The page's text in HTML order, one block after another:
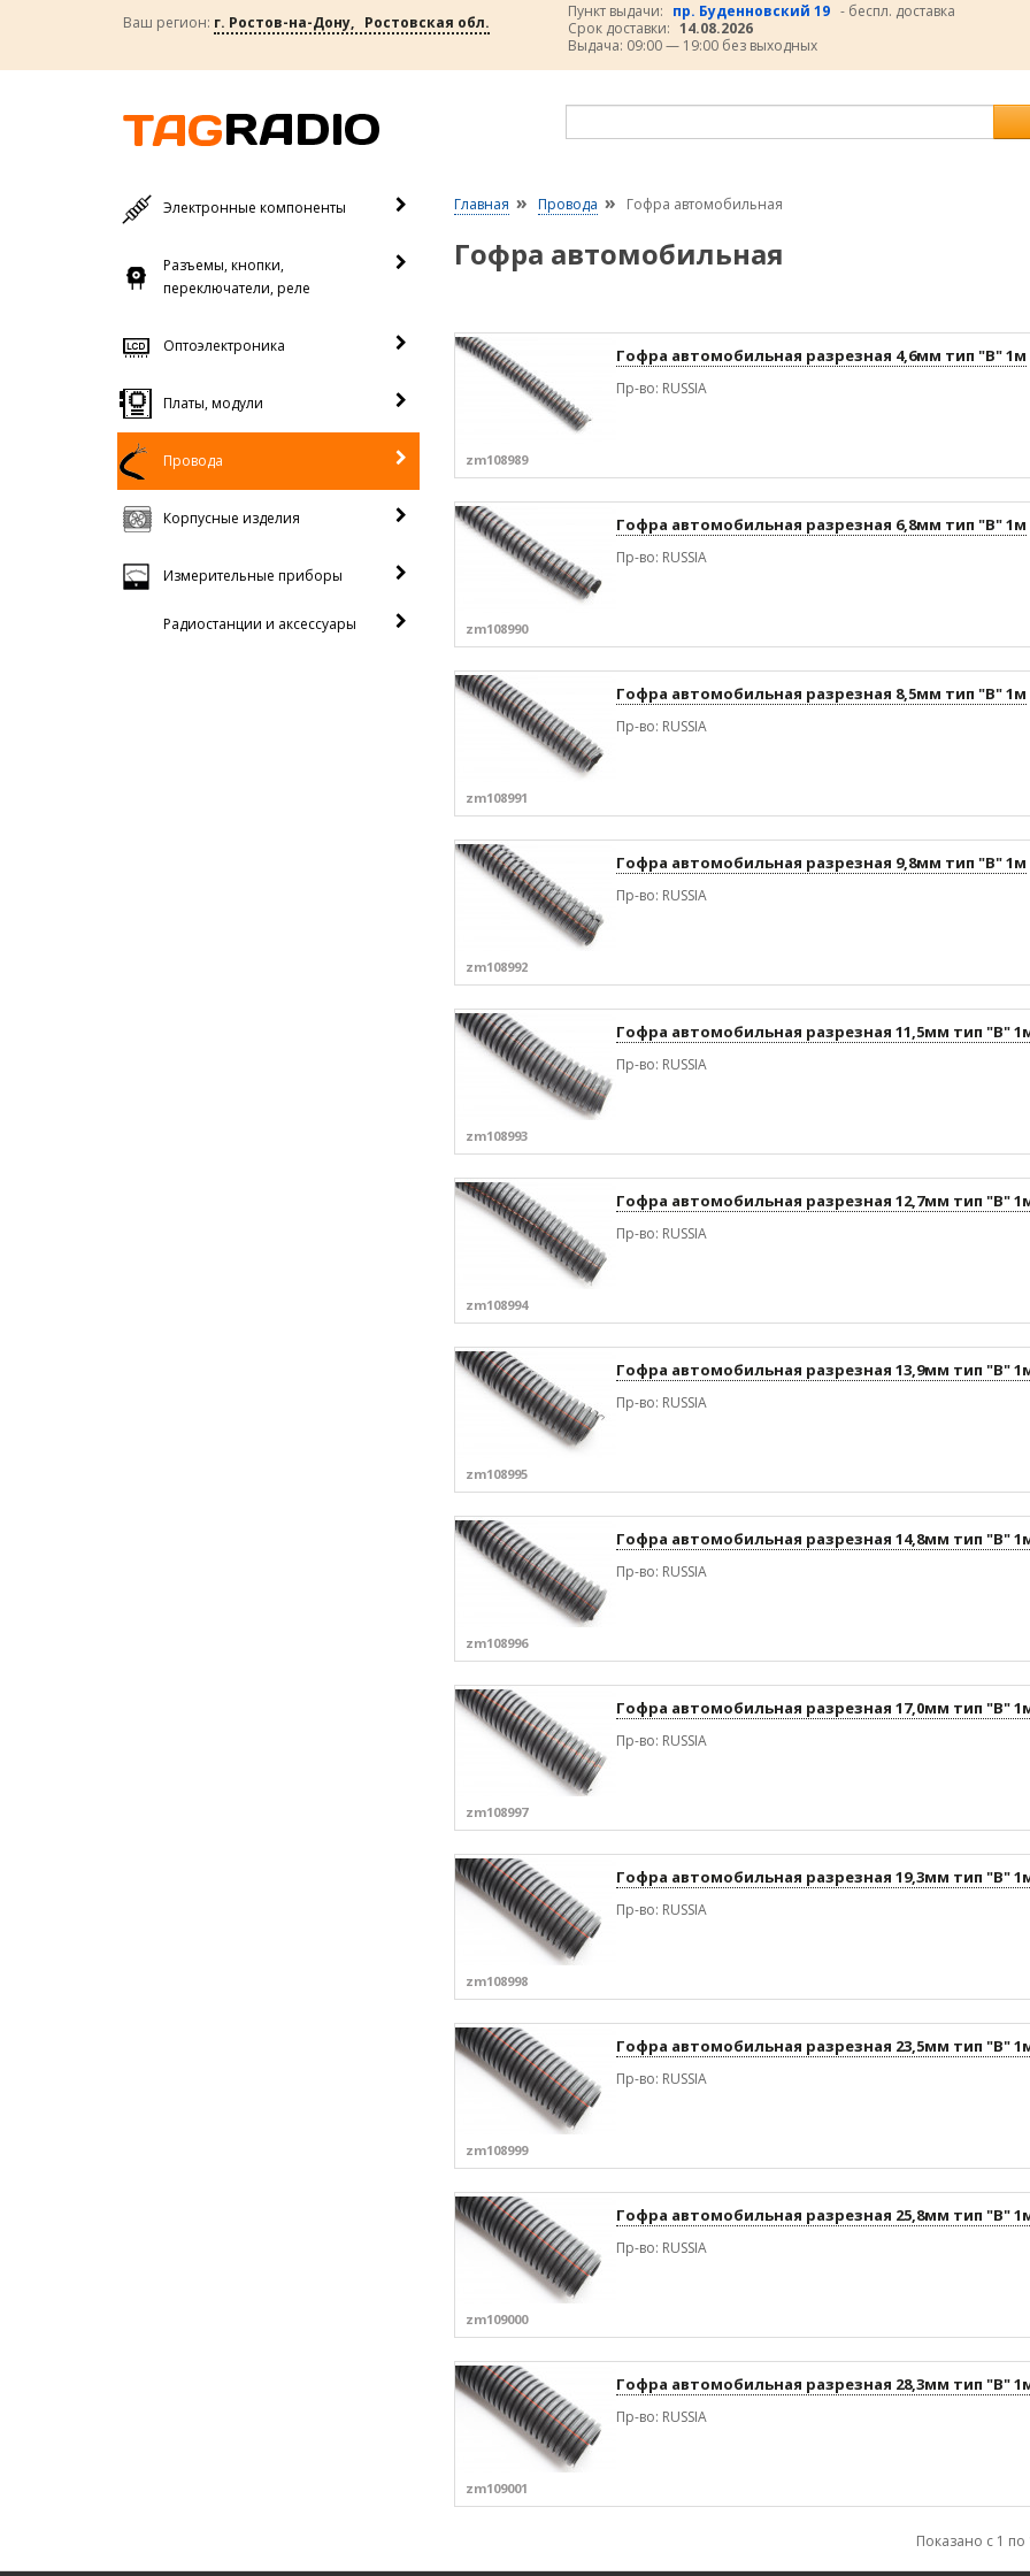
Ваш регион: г. Ростов-на-Дону, Ростовская обл.
Пункт выдачи: пр. Буденновский 19 - беспл. доставка
Срок доставки: 14.08.2026
Выдача: 09:00 — 19:00 без выходных
Электронные компоненты
Разъемы, кнопки,
переключатели, реле
Оптоэлектроника
Платы, модули
Провода
Корпусные изделия
Измерительные приборы
Радиостанции и аксессуары
Главная » Провода » Гофра автомобильная
Гофра автомобильная
zm108989
Гофра автомобильная разрезная 4,6мм тип "В" 1м
Пр-во: RUSSIA
zm108990
Гофра автомобильная разрезная 6,8мм тип "В" 1м
Пр-во: RUSSIA
zm108991
Гофра автомобильная разрезная 8,5мм тип "В" 1м
Пр-во: RUSSIA
zm108992
Гофра автомобильная разрезная 9,8мм тип "В" 1м
Пр-во: RUSSIA
zm108993
Гофра автомобильная разрезная 11,5мм тип "В"
Пр-во: RUSSIA
zm108994
Гофра автомобильная разрезная 12,7мм тип "В"
Пр-во: RUSSIA
zm108995
Гофра автомобильная разрезная 13,9мм тип "В"
Пр-во: RUSSIA
zm108996
Гофра автомобильная разрезная 14,8мм тип "В"
Пр-во: RUSSIA
zm108997
Гофра автомобильная разрезная 17,0мм тип "В"
Пр-во: RUSSIA
zm108998
Гофра автомобильная разрезная 19,3мм тип "В"
Пр-во: RUSSIA
zm108999
Гофра автомобильная разрезная 23,5мм тип "В"
Пр-во: RUSSIA
zm109000
Гофра автомобильная разрезная 25,8мм тип "В"
Пр-во: RUSSIA
zm109001
Гофра автомобильная разрезная 28,3мм тип "В"
Пр-во: RUSSIA
Показано с 1 по